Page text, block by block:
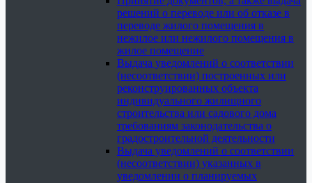
решений о переводе или об отказе в
переводе жилого помещения в
нежилое или нежилого помещения в
жилое помещение
Выдача уведомлений о соответствии
(несоответствии) построенных или
реконструированных объекта
индивидуального жилищного
строительства или садового дома
требованиям законодательства о
градостроительной деятельности
Выдача уведомлений о соответствии
(несоответствии) указанных в
уведомлении о планируемых